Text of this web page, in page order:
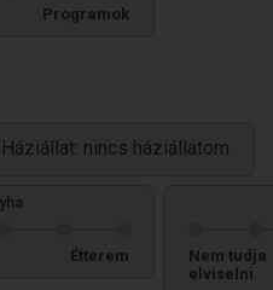
Programok
Háziállat: nincs háziállatom
Étterem
Nem tudja
elviselni